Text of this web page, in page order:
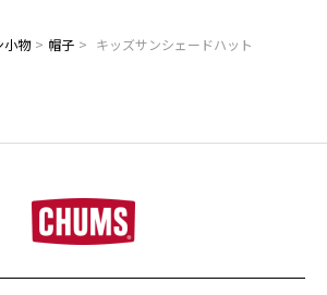
小物 > 帽子 > キッズサンシェードハット